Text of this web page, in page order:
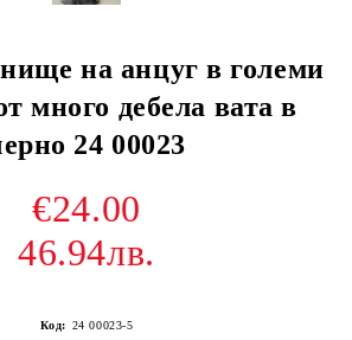
на анцуг в големи
много дебела вата в
24 00023
€24.00
46.94лв.
Код: 24 00023-5